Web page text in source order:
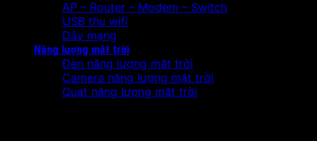
AP – Router – Modem – Switch
USB thu wifi
Dây mạng
Năng lượng mặt trời
Đèn năng lượng mặt trời
Camera năng lượng mặt trời
Quạt năng lượng mặt trời